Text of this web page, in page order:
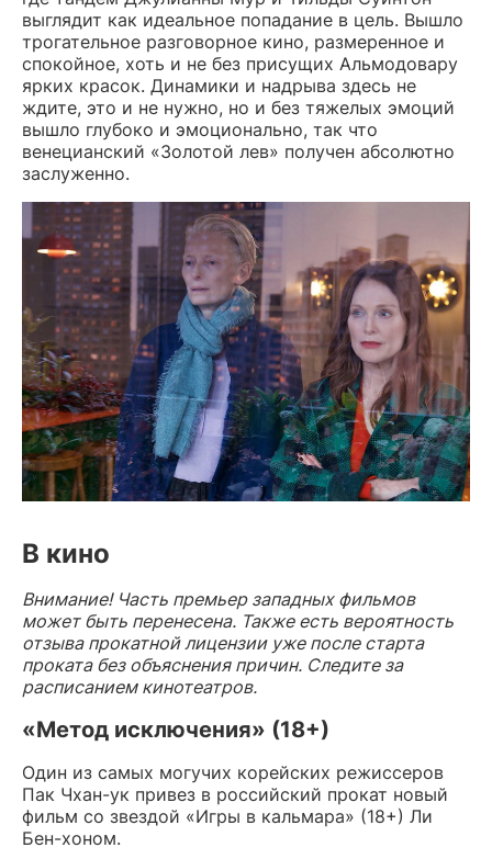
выглядит как идеальное попадание в цель. Вышло
трогательное разговорное кино, размеренное и
спокойное, хоть и не без присущих Альмодовару
ярких красок. Динамики и надрыва здесь не
ждите, это и не нужно, но и без тяжелых эмоций
вышло глубоко и эмоционально, так что
венецианский «Золотой лев» получен абсолютно
заслуженно.
В кино
Внимание! Часть премьер западных фильмов
может быть перенесена. Также есть вероятность
отзыва прокатной лицензии уже после старта
проката без объяснения причин. Следите за
расписанием кинотеатров.
«Метод исключения» (18+)
Один из самых могучих корейских режиссеров
Пак Чхан-ук привез в российский прокат новый
фильм со звездой «Игры в кальмара» (18+) Ли
Бен-хоном.